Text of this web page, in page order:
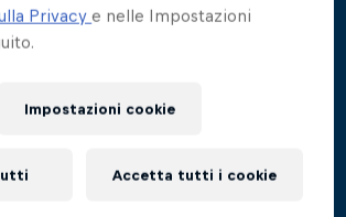
2024
combattere le forze della natura
Privacye nelle Impostazioni
Impostazioni cookie
Accetta tutti i cookie